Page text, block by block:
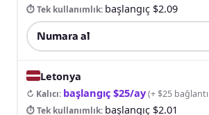
⏱ Tek kullanımlık: başlangıç $2.09
Numara al
Letonya
↻ Kalıcı: başlangıç $25/ay(+ $25
⏱ Tek kullanımlık: başlangıç $2.01